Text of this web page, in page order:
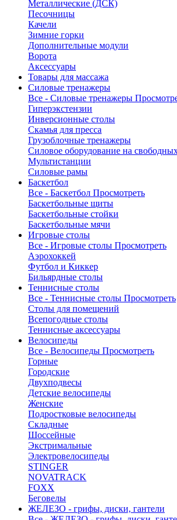
Металлические (ДСК)
Песочницы
Качели
Зимние горки
Дополнительные модули
Ворота
Аксессуары
Товары для массажа
Силовые тренажеры
Все - Силовые тренажеры
Гиперэкстензии
Инверсионные столы
Скамья для пресса
Грузоблочные тренажеры
Силовое оборудование на
Мультистанции
Силовые рамы
Баскетбол
Все - Баскетбол Просмотреть
Баскетбольные щиты
Баскетбольные стойки
Баскетбольные мячи
Игровые столы
Все - Игровые столы Просмотреть
Аэрохоккей
Футбол и Киккер
Бильярдные столы
Теннисные столы
Все - Теннисные столы Просмотреть
Столы для помещений
Всепогодные столы
Теннисные аксессуары
Велосипеды
Все - Велосипеды Просмотреть
Горные
Городские
Двухподвесы
Детские велосипеды
Женские
Подростковые велосипеды
Складные
Шоссейные
Экстримальные
Электровелосипеды
STINGER
NOVATRACK
FOXX
Беговелы
ЖЕЛЕЗО - грифы, диски, гантели